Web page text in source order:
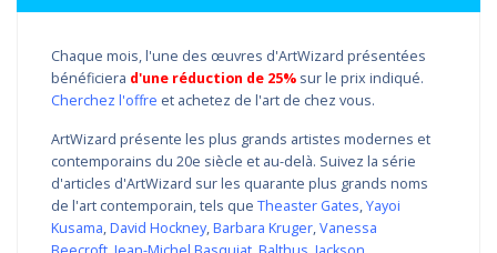
Chaque mois, l'une des œuvres d'ArtWizard présentées
bénéficiera d'une réduction de 25% sur le prix indiqué.
Cherchez l'offre et achetez de l'art de chez vous.
ArtWizard présente les plus grands artistes modernes et
contemporains du 20e siècle et au-delà. Suivez la série
d'articles d'ArtWizard sur les quarante plus grands noms
de l'art contemporain, tels que Theaster Gates,Yayoi
Kusama,David Hockney,Barbara Kruger,Vanessa